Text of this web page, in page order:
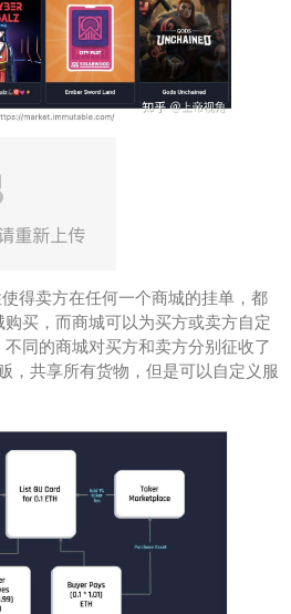
得卖方在任何一个商城的挂单，都
买，而商城可以为买方或卖方自定
同的商城对买方和卖方分别征收了
，共享所有货物，但是可以自定义服